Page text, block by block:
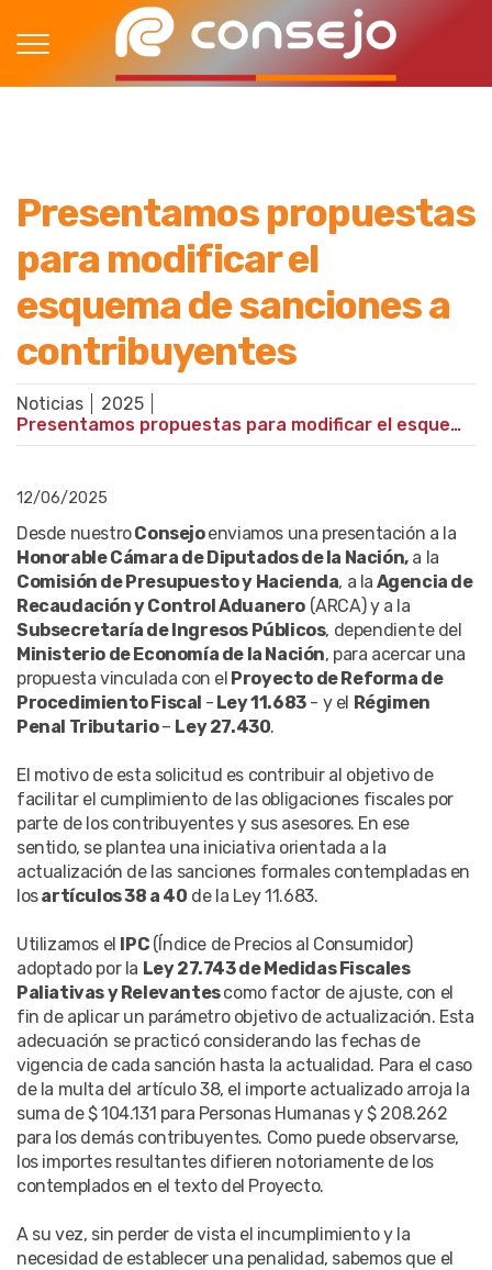
Presentamos propuestas
para modificar el
esquema de sanciones a
contribuyentes
Noticias
2025
Presentamos propuestas para modificar el esquema de sanciones a contribuyentes
12/06/2025
Desde nuestroConsejoenviamos una presentación a la
Honorable Cámara de Diputados de la Nación,a la
Comisión de Presupuesto y Hacienda, a la Agencia de
Recaudación y Control Aduanero (ARCA) y a la
Subsecretaría de Ingresos Públicos, dependiente del
Ministerio de Economía de la Nación, para acercar una
propuesta vinculada con el Proyecto de Reforma de
Procedimiento Fiscal - Ley 11.683- y el Régimen
Penal Tributario– Ley 27.430.
El motivo de esta solicitud es contribuir al objetivo de
facilitar el cumplimiento de las obligaciones fiscales por
parte de los contribuyentes y sus asesores. En ese
sentido, se plantea una iniciativa orientada a la
actualización de las sanciones formales contempladas en
losartículos 38 a 40 de la Ley 11.683.
Utilizamos el IPC (Índice de Precios al Consumidor)
adoptado por la Ley 27.743 de Medidas Fiscales
Paliativas y Relevantescomo factor de ajuste, con el
fin de aplicar un parámetro objetivo de actualización. Esta
adecuación se practicó considerando las fechas de
vigencia de cada sanción hasta la actualidad. Para el caso
de la multa del artículo 38, el importe actualizado arroja la
suma de $ 104.131 para Personas Humanas y $ 208.262
para los demás contribuyentes. Como puede observarse,
los importes resultantes difieren notoriamente de los
contemplados en el texto del Proyecto.
A su vez, sin perder de vista el incumplimiento y la
necesidad de establecer una penalidad, sabemos que el